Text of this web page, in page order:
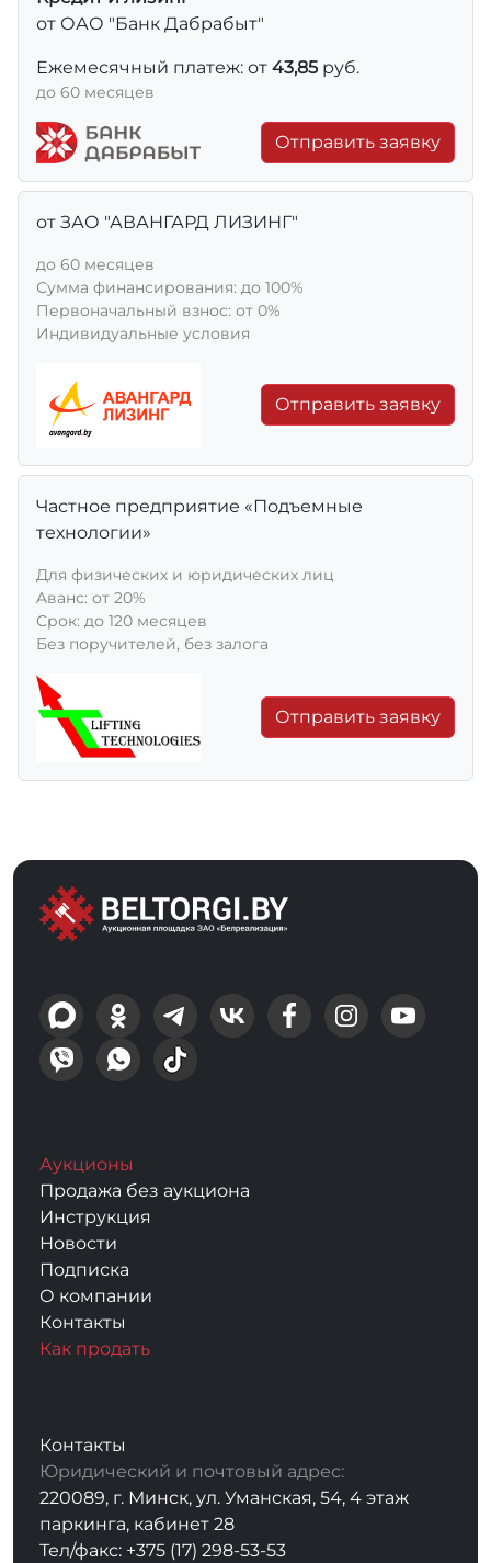
от ОАО "Банк Дабрабыт"
Ежемесячный платеж: от 43,85 руб.
до 60 месяцев
Отправить заявку
от ЗАО "АВАНГАРД ЛИЗИНГ"
до 60 месяцев
Сумма финансирования: до 100%
Первоначальный взнос: от 0%
Индивидуальные условия
Отправить заявку
Частное предприятие «Подъемные
технологии»
Для физических и юридических лиц
Aванс: от 20%
Срок: до 120 месяцев
Без поручителей, без залога
Отправить заявку
Аукционы
Продажа без аукциона
Инструкция
Новости
Подписка
О компании
Контакты
Как продать
Контакты
Юридический и почтовый адрес:
220089, г. Минск, ул. Уманская, 54, 4 этаж
паркинга, кабинет 28
Тел/факс: +375 (17) 298-53-53